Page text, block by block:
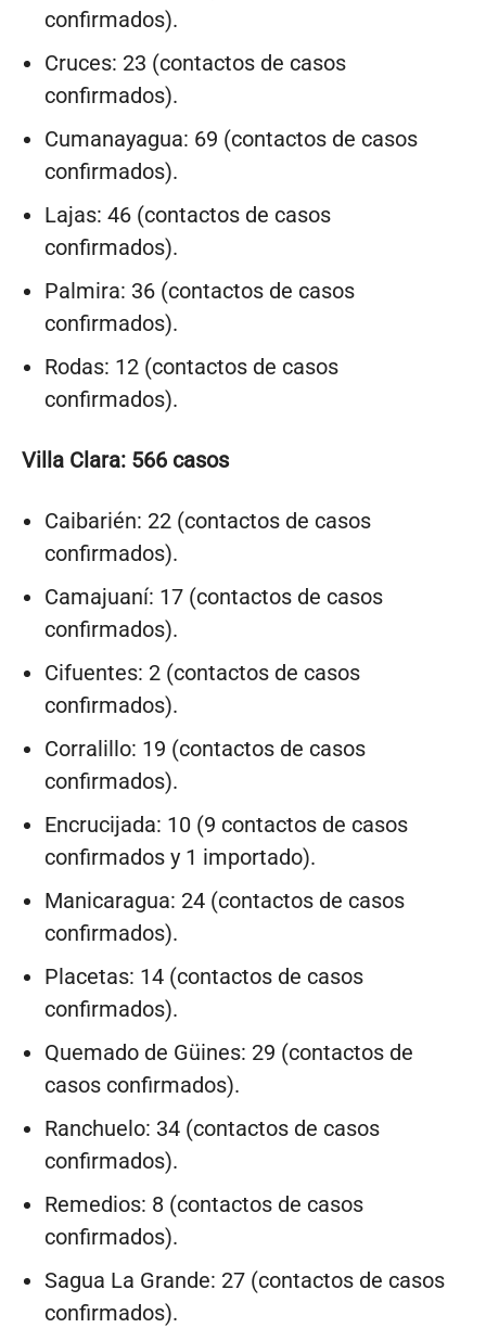
confirmados).
Cruces: 23 (contactos de casos
confirmados).
Cumanayagua: 69 (contactos de casos
confirmados).
Lajas: 46 (contactos de casos
confirmados).
Palmira: 36 (contactos de casos
confirmados).
Rodas: 12 (contactos de casos
confirmados).
Villa Clara: 566 casos
Caibarién: 22 (contactos de casos
confirmados).
Camajuaní: 17 (contactos de casos
confirmados).
Cifuentes: 2 (contactos de casos
confirmados).
Corralillo: 19 (contactos de casos
confirmados).
Encrucijada: 10 (9 contactos de casos
confirmados y 1 importado).
Manicaragua: 24 (contactos de casos
confirmados).
Placetas: 14 (contactos de casos
confirmados).
Quemado de Güines: 29 (contactos de
casos confirmados).
Ranchuelo: 34 (contactos de casos
confirmados).
Remedios: 8 (contactos de casos
confirmados).
Sagua La Grande: 27 (contactos de casos
confirmados).